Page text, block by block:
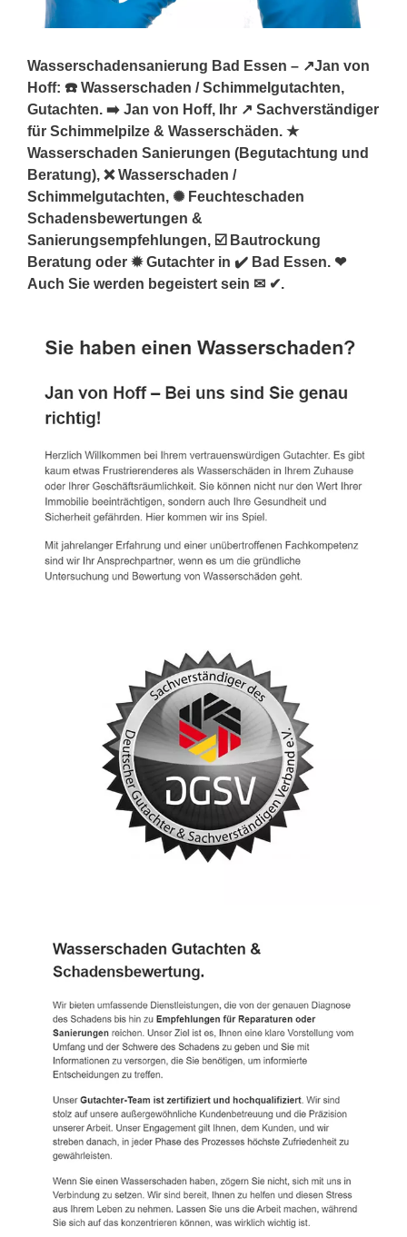
Wasserschadensanierung Bad Essen – ↗️Jan von
Hoff: ☎️ Wasserschaden / Schimmelgutachten,
Gutachten. ➡️ Jan von Hoff, Ihr ↗️ Sachverständiger
für Schimmelpilze & Wasserschäden. ★
Wasserschaden Sanierungen (Begutachtung und
Beratung), ❌ Wasserschaden /
Schimmelgutachten, ✺ Feuchteschaden
Schadensbewertungen &
Sanierungsempfehlungen, ☑️ Bautrockung
Beratung oder ✹ Gutachter in ✔️ Bad Essen. ❤
Auch Sie werden begeistert sein ✉ ✔.